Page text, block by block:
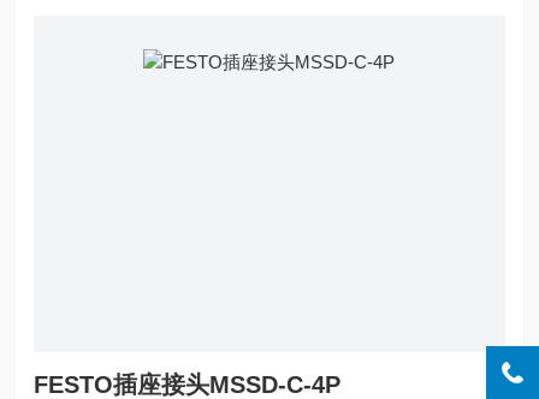
FESTO插座接头MSSD-C-4P